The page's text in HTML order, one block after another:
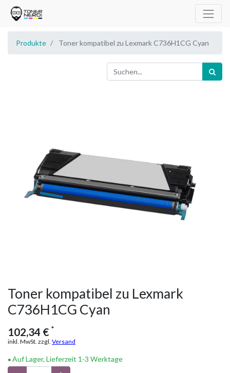
Produkte Toner kompatibel zu Lexmark C736H1CG Cyan
Toner kompatibel zu Lexmark
C736H1CG Cyan
102,34 € *
inkl. MwSt. zzgl. Versand
Auf Lager, Lieferzeit 1-3 Werktage